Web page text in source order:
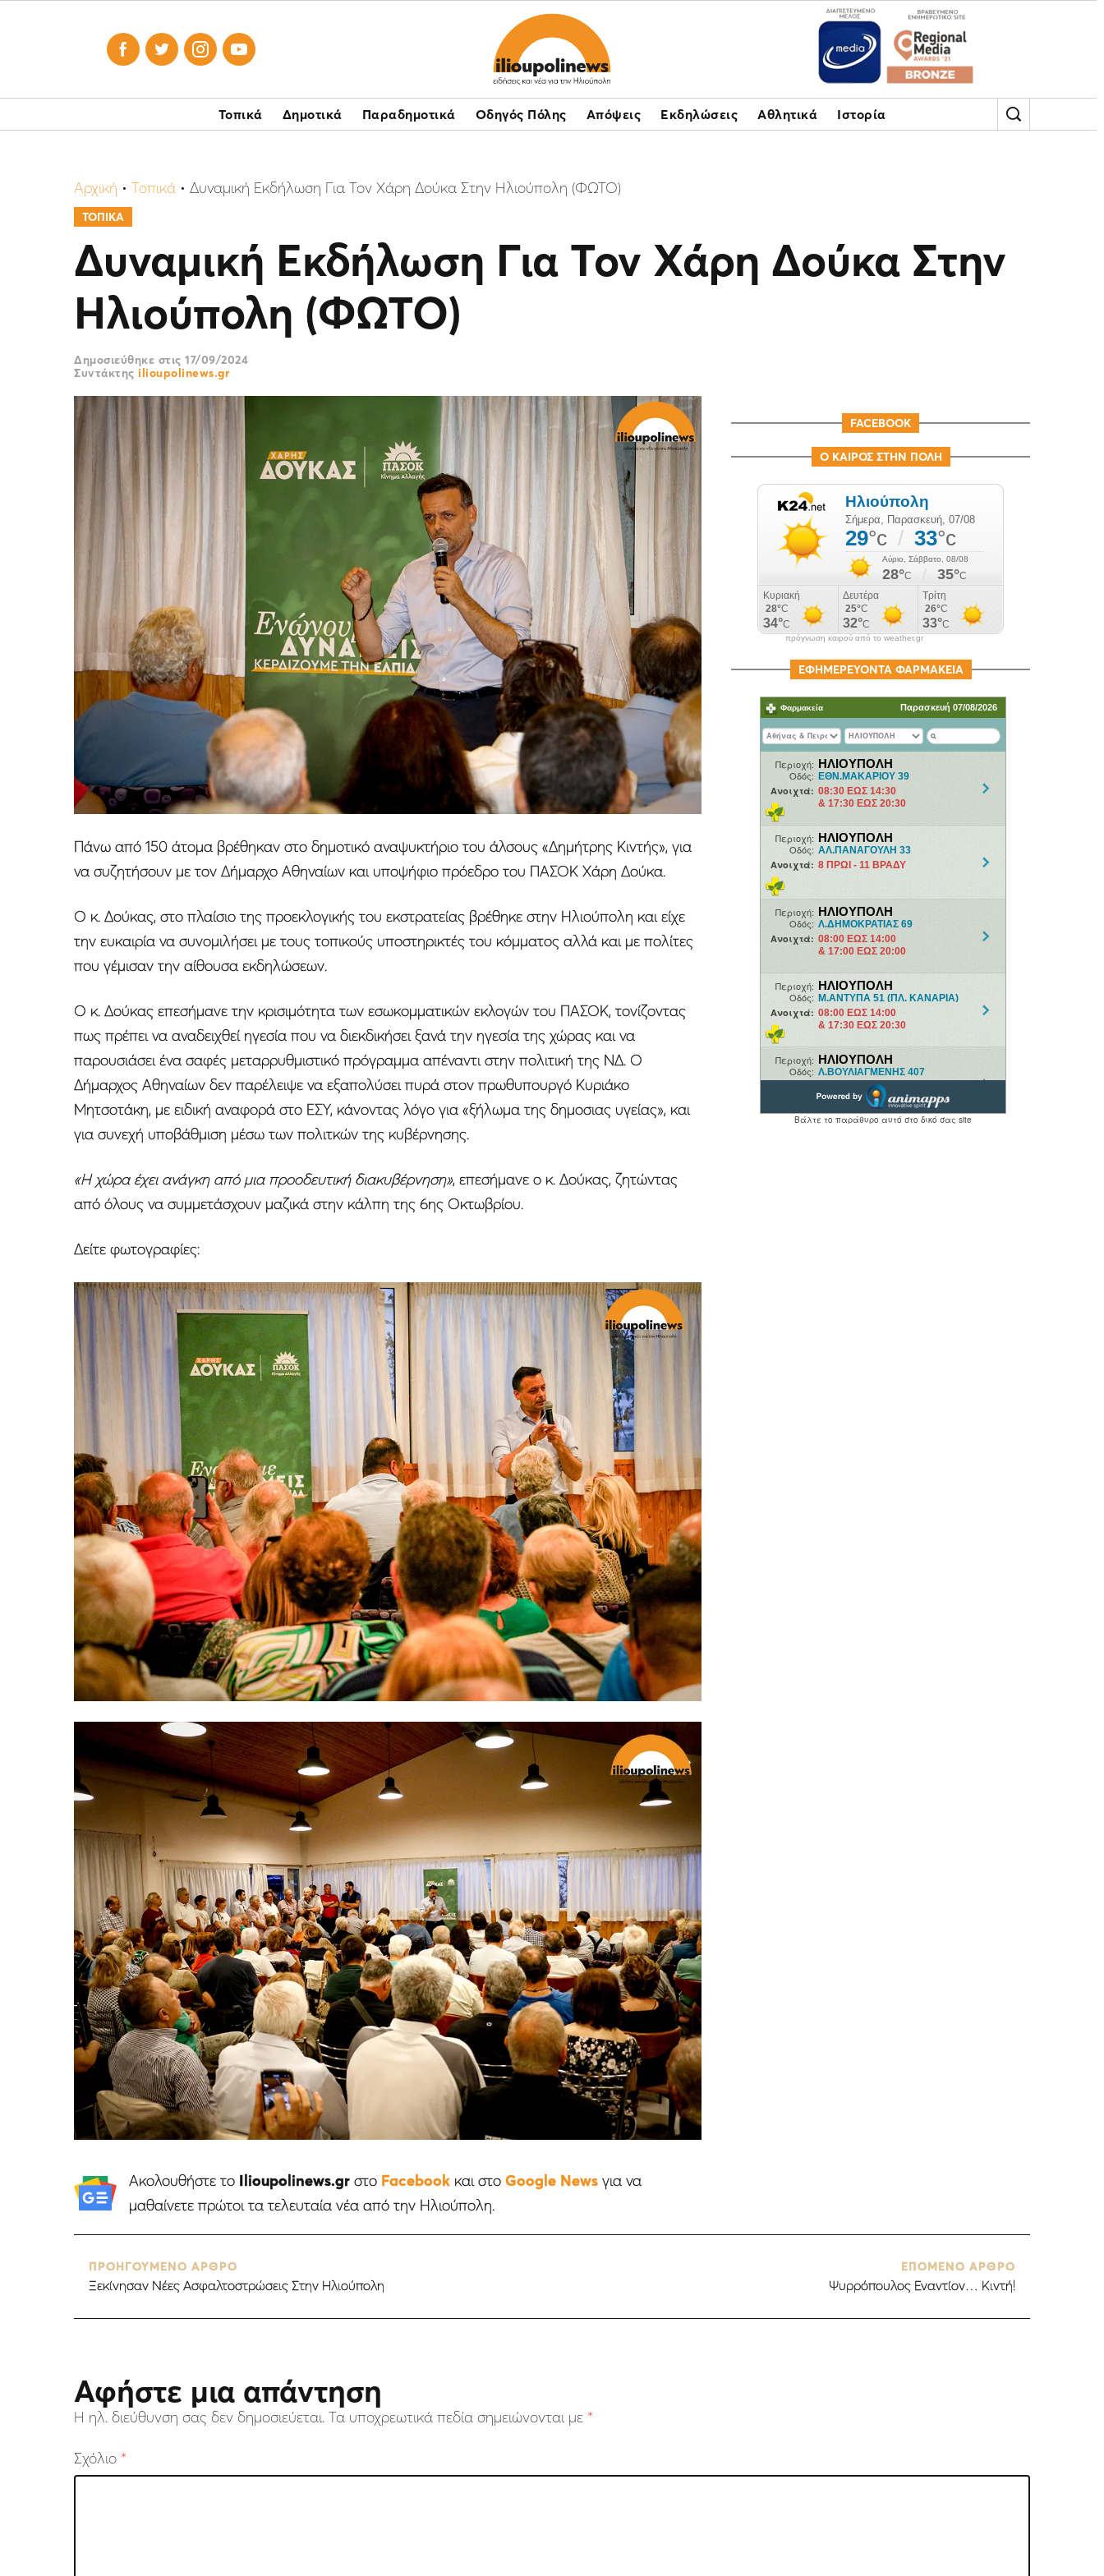
   
Τοπικά Δημοτικά Παραδημοτικά Οδηγός Πόλης Απόψεις Εκδηλώσεις Αθλητικά Ιστορία
Αρχική • Τοπικά • Δυναμική Εκδήλωση Για Τον Χάρη Δούκα Στην Ηλιούπολη (ΦΩΤΟ)
ΤΟΠΙΚΑ
Δυναμική Εκδήλωση Για Τον Χάρη Δούκα Στην
Ηλιούπολη (ΦΩΤΟ)
Δημοσιεύθηκε στις 17/09/2024
Συντάκτης ilioupolinews.gr
Πάνω από 150 άτομα βρέθηκαν στο δημοτικό αναψυκτήριο του άλσους «Δημήτρης Κιντής», για
να συζητήσουν με τον Δήμαρχο Αθηναίων και υποψήφιο πρόεδρο του ΠΑΣΟΚ Χάρη Δούκα.
Ο κ. Δούκας, στο πλαίσιο της προεκλογικής του εκστρατείας βρέθηκε στην Ηλιούπολη και είχε
την ευκαιρία να συνομιλήσει με τους τοπικούς υποστηρικτές του κόμματος αλλά και με πολίτες
που γέμισαν την αίθουσα εκδηλώσεων.
Ο κ. Δούκας επεσήμανε την κρισιμότητα των εσωκομματικών εκλογών του ΠΑΣΟΚ, τονίζοντας
πως πρέπει να αναδειχθεί ηγεσία που να διεκδικήσει ξανά την ηγεσία της χώρας και να
παρουσιάσει ένα σαφές μεταρρυθμιστικό πρόγραμμα απέναντι στην πολιτική της ΝΔ. Ο
Δήμαρχος Αθηναίων δεν παρέλειψε να εξαπολύσει πυρά στον πρωθυπουργό Κυριάκο
Μητσοτάκη, με ειδική αναφορά στο ΕΣΥ, κάνοντας λόγο για «ξήλωμα της δημοσιας υγείας», και
για συνεχή υποβάθμιση μέσω των πολιτκών της κυβέρνησης.
«Η χώρα έχει ανάγκη από μια προοδευτική διακυβέρνηση», επεσήμανε ο κ. Δούκας, ζητώντας
από όλους να συμμετάσχουν μαζικά στην κάλπη της 6ης Οκτωβρίου.
Δείτε φωτογραφίες:
Ακολουθήστε το Ilioupolinews.grστο Facebookκαι στο Google Newsγια να
μαθαίνετε πρώτοι τα τελευταία νέα από την Ηλιούπολη.
FACEBOOK
Ο ΚΑΙΡΟΣ ΣΤΗΝ ΠΟΛΗ
πρόγνωση καιρού από το weather.gr
ΕΦΗΜΕΡΕΥΟΝΤΑ ΦΑΡΜΑΚΕΙΑ
ΠΡΟΗΓΟΥΜΕΝΟ ΑΡΘΡΟ
Ξεκίνησαν Νέες Ασφαλτοστρώσεις Στην Ηλιούπολη
ΕΠΟΜΕΝΟ ΑΡΘΡΟ
Ψυρρόπουλος Εναντίον… Κιντή!
Αφήστε μια απάντηση
Η ηλ. διεύθυνση σας δεν δημοσιεύεται. Τα υποχρεωτικά πεδία σημειώνονται με *
Σχόλιο *